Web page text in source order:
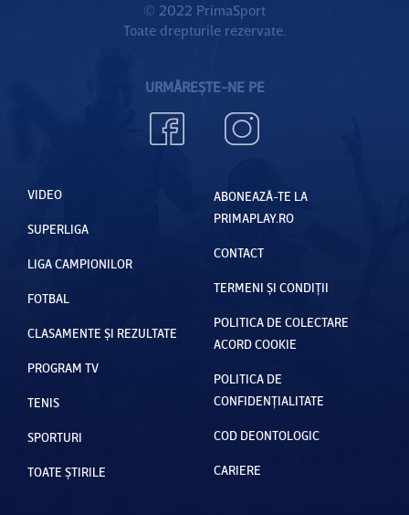
© 2022 PrimaSport
Toate drepturile rezervate.
URMĂREȘTE-NE PE
VIDEO
SUPERLIGA
LIGA CAMPIONILOR
FOTBAL
CLASAMENTE ȘI REZULTATE
PROGRAM TV
TENIS
SPORTURI
TOATE ȘTIRILE
ABONEAZĂ-TE LA
PRIMAPLAY.RO
CONTACT
TERMENI ȘI CONDIȚII
POLITICA DE COLECTARE
ACORD COOKIE
POLITICA DE
CONFIDENȚIALITATE
COD DEONTOLOGIC
CARIERE